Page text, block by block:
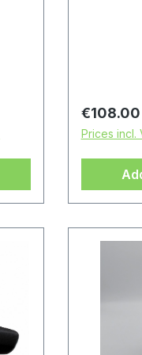
mit allen
- hintere
Regular
€108.00
Prices incl.